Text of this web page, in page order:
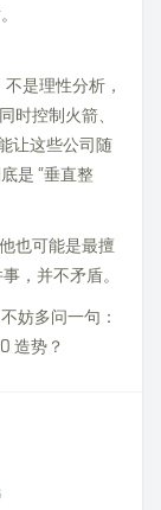
是理性分析，
控制火箭、
让这些公司随
是 “垂直整
也可能是最擅
，并不矛盾。
妨多问一句：
造势？